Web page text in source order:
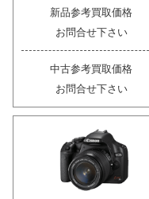
新品参考買取価格
お問合せ下さい
中古参考買取価格
お問合せ下さい